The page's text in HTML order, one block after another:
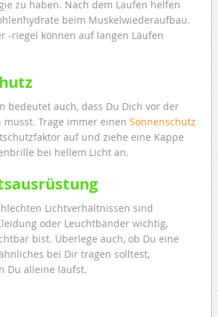
zu haben. Nach dem Laufen helfen
beim Muskelwiederaufbau.
-riegel können auf langen Läufen
bedeutet auch, dass Du Dich vor der
musst. Trage immer einen Sonnenschutz
auf und ziehe eine Kappe
bei hellem Licht an.
Lichtverhältnissen sind
oder Leuchtbänder wichtig,
bist. Überlege auch, ob Du eine
bei Dir tragen solltest,
Du alleine läufst.